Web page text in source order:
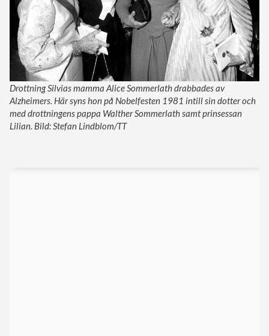
Drottning Silvias mamma Alice Sommerlath drabbades av
Alzheimers. Här syns hon på Nobelfesten 1981 intill sin dotter och
med drottningens pappa Walther Sommerlath samt prinsessan
Lilian. Bild: Stefan Lindblom/TT